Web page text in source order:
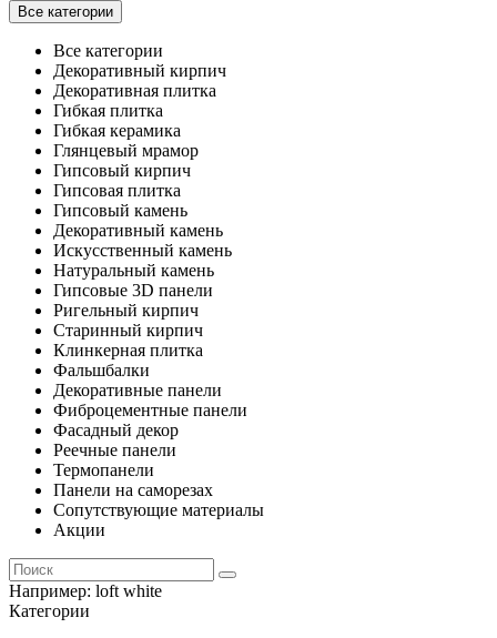
Все категории
Все категории
Декоративный кирпич
Декоративная плитка
Гибкая плитка
Гибкая керамика
Глянцевый мрамор
Гипсовый кирпич
Гипсовая плитка
Гипсовый камень
Декоративный камень
Искусственный камень
Натуральный камень
Гипсовые 3D панели
Ригельный кирпич
Старинный кирпич
Клинкерная плитка
Фальшбалки
Декоративные панели
Фиброцементные панели
Фасадный декор
Реечные панели
Термопанели
Панели на саморезах
Сопутствующие материалы
Акции
Например: loft white
Категории